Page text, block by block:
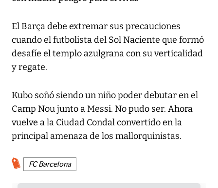
El Barça debe extremar sus precauciones
cuando el futbolista del Sol Naciente que formó
desafíe el templo azulgrana con su verticalidad
y regate.
Kubo soñó siendo un niño poder debutar en el
Camp Nou junto a Messi. No pudo ser. Ahora
vuelve a la Ciudad Condal convertido en la
principal amenaza de los mallorquinistas.
FC Barcelona